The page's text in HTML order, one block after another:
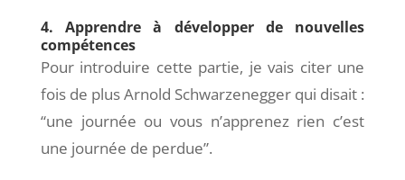
4. Apprendre à développer de nouvelles
compétences
Pour introduire cette partie, je vais citer une
fois de plus Arnold Schwarzenegger qui disait :
“une journée ou vous n’apprenez rien c’est
une journée de perdue”.